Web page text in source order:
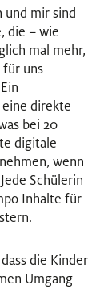
und mir sind
die – wie
mal mehr,
für uns
direkte
bei 20
digitale
wenn
Schülerin
Inhalte für
die Kinder
Umgang